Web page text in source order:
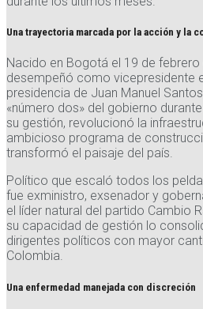
Una trayectoria marcada por la acción y la
Nacido en Bogotá el 19 de
desempeñó como vicepresidente
presidencia de Juan Manuel
«número dos» del gobierno
su gestión, revolucionó la
ambicioso programa de
transformó el paisaje del país.
Político que escaló todos los
fue exministro, exsenador y
el líder natural del partido Cambio
su capacidad de gestión lo
dirigentes políticos con mayor
Colombia.
Una enfermedad manejada con discreción